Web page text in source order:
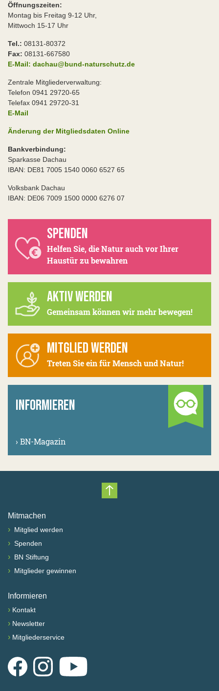
Öffnungszeiten:
Montag bis Freitag 9-12 Uhr,
Mittwoch 15-17 Uhr
Tel.: 08131-80372
Fax: 08131-667580
E-Mail: dachau@bund-naturschutz.de
Zentrale Mitgliederverwaltung:
Telefon 0941 29720-65
Telefax 0941 29720-31
E-Mail
Änderung der Mitgliedsdaten Online
Bankverbindung:
Sparkasse Dachau
IBAN: DE81 7005 1540 0060 6527 65
Volksbank Dachau
IBAN: DE06 7009 1500 0000 6276 07
SPENDEN
Helfen Sie, die Natur auch vor Ihrer
Haustür zu bewahren
AKTIV WERDEN
Gemeinsam können wir mehr bewegen!
MITGLIED WERDEN
Treten Sie ein für Mensch und Natur!
INFORMIEREN
› BN-Magazin
Nach oben scrollen
Mitmachen
› Mitglied werden
› Spenden
› BN Stiftung
› Mitglieder gewinnen
Informieren
› Kontakt
› Newsletter
› Mitgliederservice
FacebookInstagramYouTube